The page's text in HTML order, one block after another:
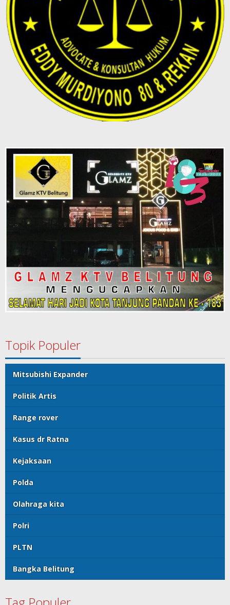
Topik Populer
Mitsubishi Expander
Politik Artis
Range rover
Kasus dr Ratna
Kejaksaan
Polda
Olahraga kita
Polri
PLTN
Bangka Belitung